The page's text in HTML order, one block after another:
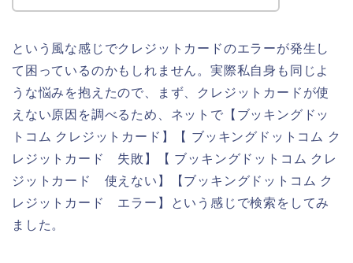
という風な感じでクレジットカードのエラーが発生し
て困っているのかもしれません。実際私自身も同じよ
うな悩みを抱えたので、まず、クレジットカードが使
えない原因を調べるため、ネットで【ブッキングドッ
トコム クレジットカード】【 ブッキングドットコム ク
レジットカード 失敗】【 ブッキングドットコム クレ
ジットカード 使えない】【ブッキングドットコム ク
レジットカード エラー】という感じで検索をしてみ
ました。